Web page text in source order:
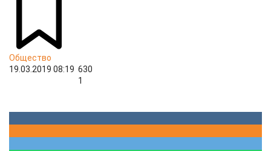
Общество
19.03.2019 08:19 630
1